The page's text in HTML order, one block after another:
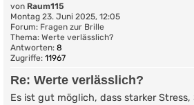
von Raum115
Montag 23. Juni 2025, 12:05
Forum: Fragen zur Brille
Thema: Werte verlässlich?
Antworten: 8
Zugriffe: 11967
Re: Werte verlässlich?
Es ist gut möglich, dass starker